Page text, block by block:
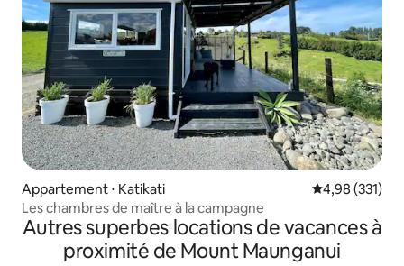
Appartement ⋅ Katikati Évaluation
4,98 (331)
Les chambres de maître à la campagne
Autres superbes locations de vacances à
proximité de Mount Maunganui